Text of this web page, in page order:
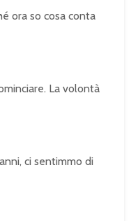
ora so cosa conta
La volontà
ci sentimmo di